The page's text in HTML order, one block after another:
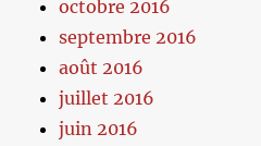
octobre 2016
septembre 2016
août 2016
juillet 2016
juin 2016